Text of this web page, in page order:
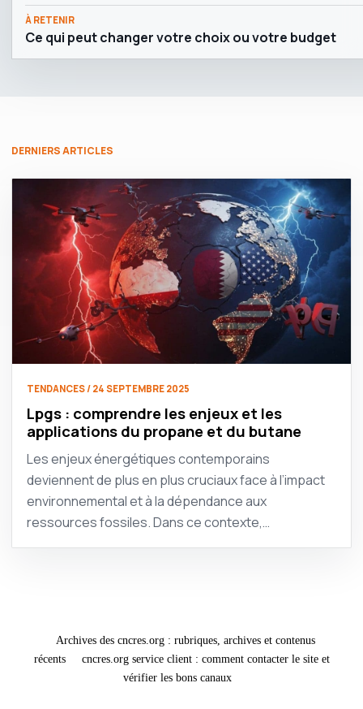
À RETENIR
Ce qui peut changer votre choix ou votre budget
DERNIERS ARTICLES
TENDANCES / 24 SEPTEMBRE 2025
Lpgs : comprendre les enjeux et les
applications du propane et du butane
Les enjeux énergétiques contemporains
deviennent de plus en plus cruciaux face à l’impact
environnemental et à la dépendance aux
ressources fossiles. Dans ce contexte,…
Archives des cncres.org : rubriques, archives et contenus
récents
cncres.org service client : comment contacter le site et
vérifier les bons canaux